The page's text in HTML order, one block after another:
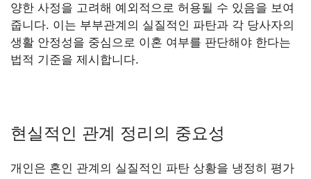
양한 사정을 고려해 예외적으로 허용될 수 있음을 보여
줍니다. 이는 부부관계의 실질적인 파탄과 각 당사자의
생활 안정성을 중심으로 이혼 여부를 판단해야 한다는
법적 기준을 제시합니다.
현실적인 관계 정리의 중요성
개인은 혼인 관계의 실질적인 파탄 상황을 냉정히 평가